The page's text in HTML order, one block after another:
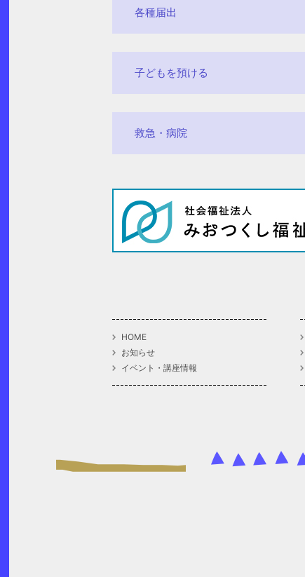
各種届出
子どもを預ける
救急・病院
HOME
お知らせ
イベント・講座情報